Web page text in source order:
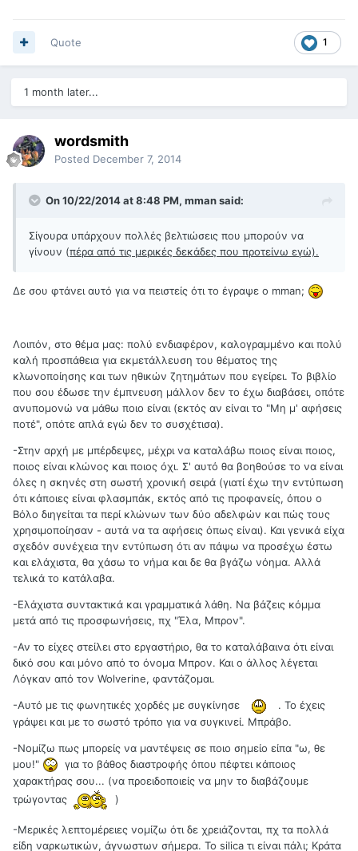
1
Quote
1 month later...
wordsmith
Posted December 7, 2014
On 10/22/2014 at 8:48 PM, mman said:
Σίγουρα υπάρχουν πολλές βελτιώσεις που μπορούν να
γίνουν (πέρα από τις μερικές δεκάδες που προτείνω εγώ).
Δε σου φτάνει αυτό για να πειστείς ότι το έγραψε ο mman;
Λοιπόν, στο θέμα μας: πολύ ενδιαφέρον, καλογραμμένο και πολύ
καλή προσπάθεια για εκμετάλλευση του θέματος της
κλωνοποίησης και των ηθικών ζητημάτων που εγείρει. Το βιβλίο
που σου έδωσε την έμπνευση μάλλον δεν το έχω διαβάσει, οπότε
ανυπομονώ να μάθω ποιο είναι (εκτός αν είναι το "Μη μ' αφήσεις
ποτέ", οπότε απλά εγώ δεν το συσχέτισα).
-Στην αρχή με μπέρδεψες, μέχρι να καταλάβω ποιος είναι ποιος,
ποιος είναι κλώνος και ποιος όχι. Σ' αυτό θα βοηθούσε το να είναι
όλες η σκηνές στη σωστή χρονική σειρά (γιατί έχω την εντύπωση
ότι κάποιες είναι φλασμπάκ, εκτός από τις προφανείς, όπου ο
Βόλο διηγείται τα περί κλώνων των δύο αδελφών και πώς τους
χρησιμοποίησαν - αυτά να τα αφήσεις όπως είναι). Και γενικά είχα
σχεδόν συνέχεια την εντύπωση ότι αν πάψω να προσέχω έστω
και ελάχιστα, θα χάσω το νήμα και δε θα βγάζω νόημα. Αλλά
τελικά το κατάλαβα.
-Ελάχιστα συντακτικά και γραμματικά λάθη. Να βάζεις κόμμα
μετά από τις προσφωνήσεις, πχ "Έλα, Μπρον".
-Αν το είχες στείλει στο εργαστήριο, θα το καταλάβαινα ότι είναι
δικό σου και μόνο από το όνομα Μπρον. Και ο άλλος λέγεται
Λόγκαν από τον Wolverine, φαντάζομαι.
-Αυτό με τις φωνητικές χορδές με συγκίνησε
. Το έχεις
γράψει και με το σωστό τρόπο για να συγκινεί. Μπράβο.
-Νομίζω πως μπορείς να μαντέψεις σε ποιο σημείο είπα "ω, θε
μου!"
για το βάθος διαστροφής όπου πέφτει κάποιος
χαρακτήρας σου... (να προειδοποιείς να μην το διαβάζουμε
τρώγοντας
)
-Μερικές λεπτομέρειες νομίζω ότι δε χρειάζονται, πχ τα πολλά
είδη ναρκωτικών, άγνωστων σήμερα. Το silica τι είναι πάλι; Κράτα